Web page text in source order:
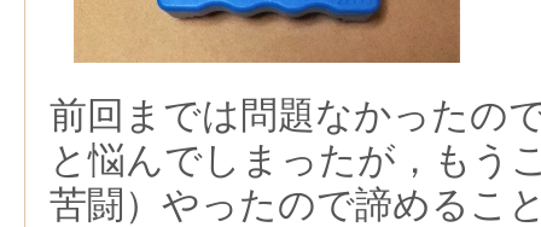
前回までは問題なかったの
と悩んでしまったが，もう
苦闘）やったので諦めるこ